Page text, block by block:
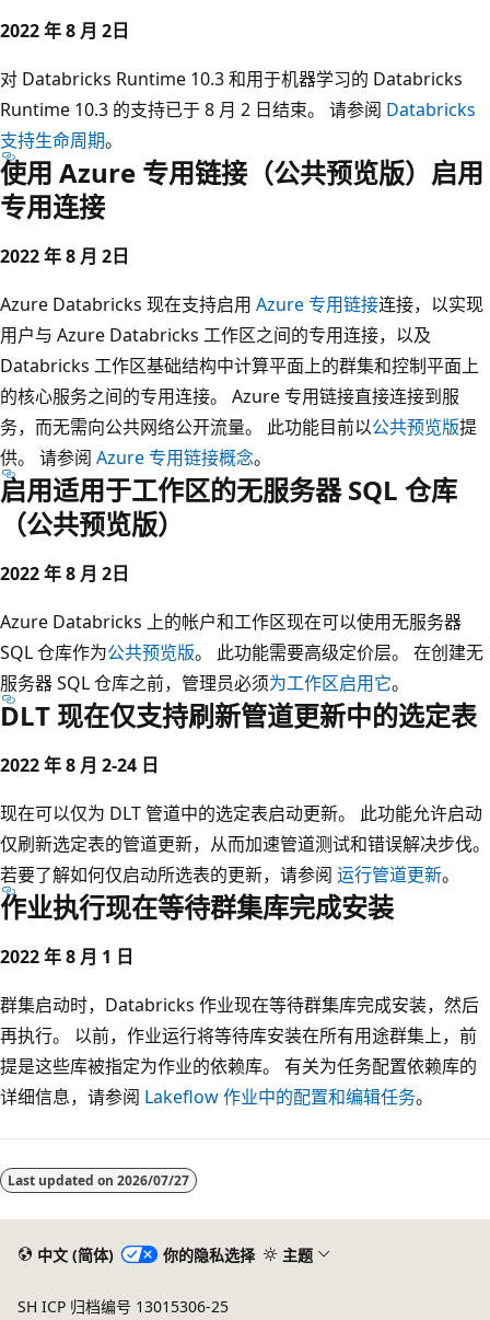
2022 年 8 月 2日
对 Databricks Runtime 10.3 和用于机器学习的 Databricks
Runtime 10.3 的支持已于 8 月 2 日结束。 请参阅 Databricks
支持生命周期。
使用 Azure 专用链接（公共预览版）启用
专用连接
2022 年 8 月 2日
Azure Databricks 现在支持启用 Azure 专用链接连接，以实现
用户与 Azure Databricks 工作区之间的专用连接，以及
Databricks 工作区基础结构中计算平面上的群集和控制平面上
的核心服务之间的专用连接。 Azure 专用链接直接连接到服
务，而无需向公共网络公开流量。 此功能目前以公共预览版提
供。 请参阅 Azure 专用链接概念。
启用适用于工作区的无服务器 SQL 仓库
（公共预览版）
2022 年 8 月 2日
Azure Databricks 上的帐户和工作区现在可以使用无服务器
SQL 仓库作为公共预览版。 此功能需要高级定价层。 在创建无
服务器 SQL 仓库之前，管理员必须为工作区启用它。
DLT 现在仅支持刷新管道更新中的选定表
2022 年 8 月 2-24 日
现在可以仅为 DLT 管道中的选定表启动更新。 此功能允许启动
仅刷新选定表的管道更新，从而加速管道测试和错误解决步伐。
若要了解如何仅启动所选表的更新，请参阅 运行管道更新。
作业执行现在等待群集库完成安装
2022 年 8 月 1 日
群集启动时，Databricks 作业现在等待群集库完成安装，然后
再执行。 以前，作业运行将等待库安装在所有用途群集上，前
提是这些库被指定为作业的依赖库。 有关为任务配置依赖库的
详细信息，请参阅 Lakeflow 作业中的配置和编辑任务。
Last updated on 2026/07/27
中文 (简体) 你的隐私选择 主题
SH ICP 归档编号 13015306-25